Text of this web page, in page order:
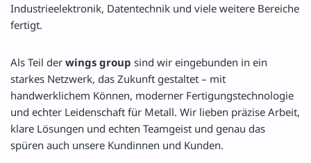
Industrieelektronik, Datentechnik und viele weitere Bereiche
fertigt.
Als Teil der wings group sind wir eingebunden in ein
starkes Netzwerk, das Zukunft gestaltet – mit
handwerklichem Können, moderner Fertigungstechnologie
und echter Leidenschaft für Metall. Wir lieben präzise Arbeit,
klare Lösungen und echten Teamgeist und genau das
spüren auch unsere Kundinnen und Kunden.